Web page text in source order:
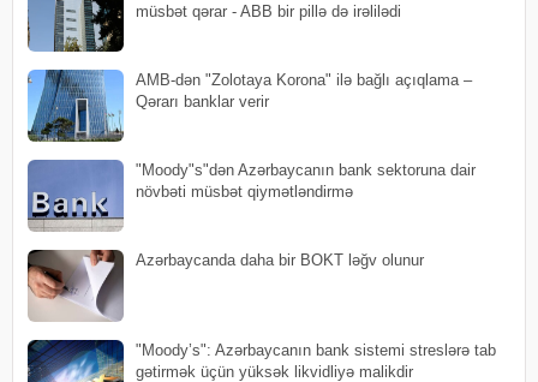
müsbət qərar - ABB bir pillə də irəlilədi
AMB-dən "Zolotaya Korona" ilə bağlı açıqlama –
Qərarı banklar verir
"Moody"s"dən Azərbaycanın bank sektoruna dair
növbəti müsbət qiymətləndirmə
Azərbaycanda daha bir BOKT ləğv olunur
"Moody’s": Azərbaycanın bank sistemi streslərə tab
gətirmək üçün yüksək likvidliyə malikdir